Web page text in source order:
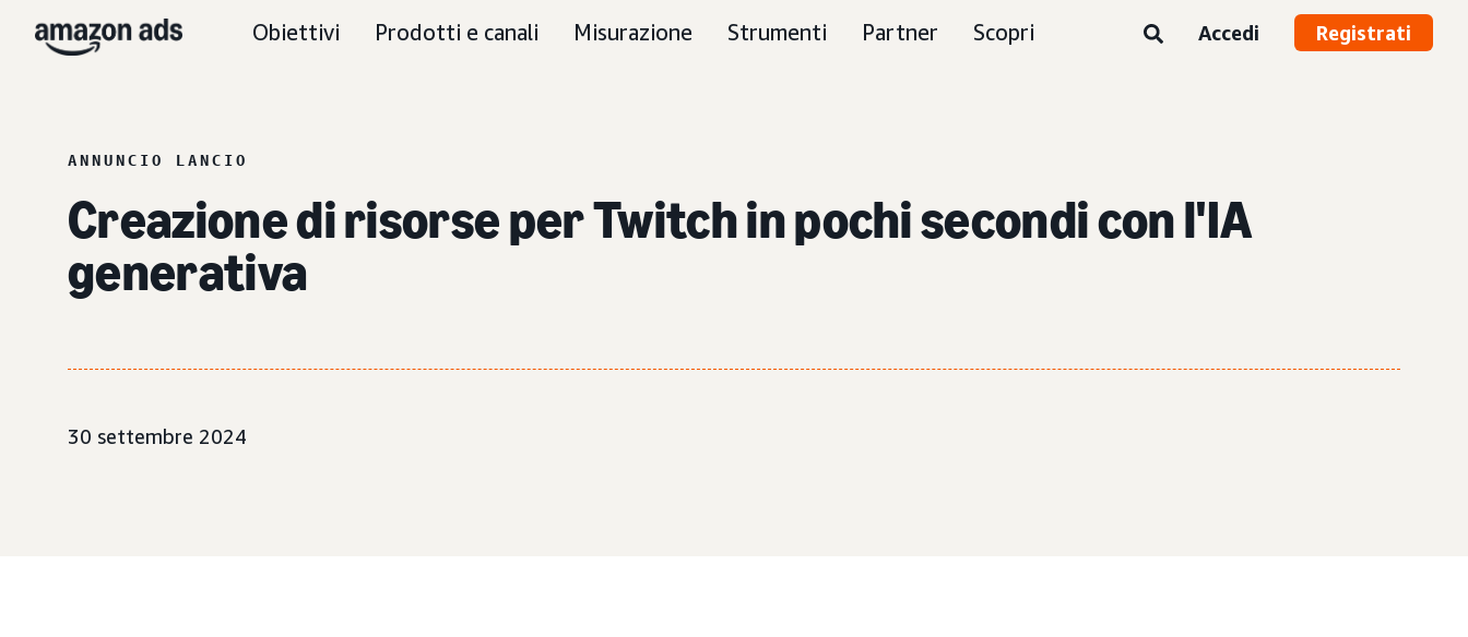
Obiettivi Prodotti e canali Misurazione Strumenti Partner Scopri Accedi Registrati
ANNUNCIO LANCIO
Creazione di risorse per Twitch in pochi secondi con l'IA
generativa
30 settembre 2024